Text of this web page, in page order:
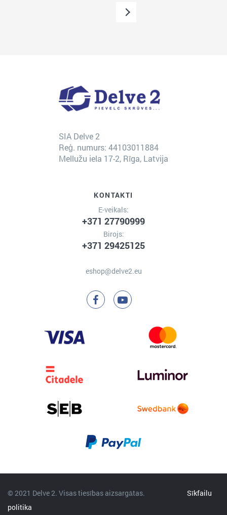
SIA Delve 2
Reģ. numurs: 44103011884
Mellužu iela 17-2, Rīga, Latvija
KONTAKTI
E-veikals:
+371 27790999
Birojs:
+371 29425125
eshop@delve2.eu
© 2021 Delve 2. Visas tiesības aizsargātas.
Sīkfailu
politika